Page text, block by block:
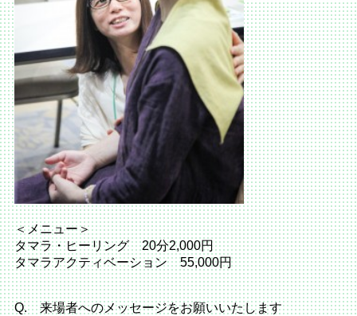
＜メニュー＞
タマラ・ヒーリング 20分2,000円
タマラアクティベーション 55,000円
Q. 来場者へのメッセージをお願いいたします